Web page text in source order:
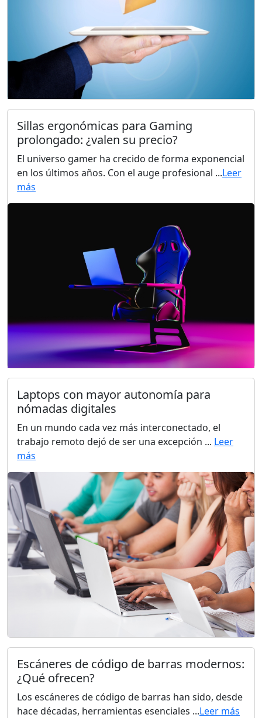
Sillas ergonómicas para Gaming
prolongado: ¿valen su precio?
El universo gamer ha crecido de forma exponencial
en los últimos años. Con el auge profesional ...Leer
más
Laptops con mayor autonomía para
nómadas digitales
En un mundo cada vez más interconectado, el
trabajo remoto dejó de ser una excepción ... Leer
más
Escáneres de código de barras modernos:
¿Qué ofrecen?
Los escáneres de código de barras han sido, desde
hace décadas, herramientas esenciales ...Leer más